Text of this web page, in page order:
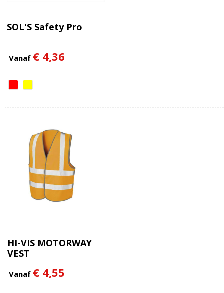
SOL'S Safety Pro
Vanaf € 4,36
HI-VIS MOTORWAY
VEST
Vanaf € 4,55